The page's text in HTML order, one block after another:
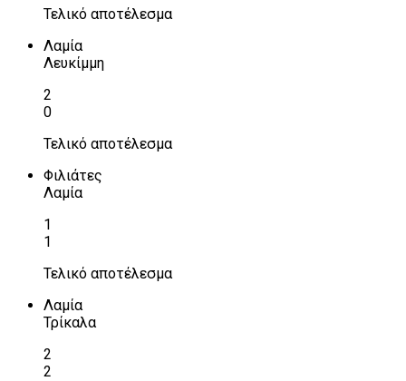
Τελικό αποτέλεσμα
Λαμία
Λευκίμμη
2
0
Τελικό αποτέλεσμα
Φιλιάτες
Λαμία
1
1
Τελικό αποτέλεσμα
Λαμία
Τρίκαλα
2
2